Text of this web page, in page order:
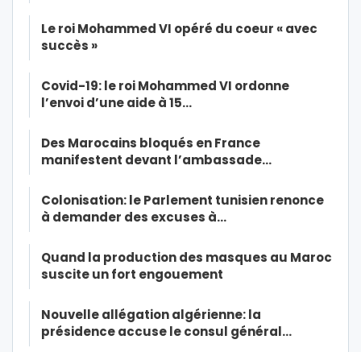
Le roi Mohammed VI opéré du coeur « avec
succès »
Covid-19: le roi Mohammed VI ordonne
l’envoi d’une aide à 15…
Des Marocains bloqués en France
manifestent devant l’ambassade…
Colonisation: le Parlement tunisien renonce
à demander des excuses à…
Quand la production des masques au Maroc
suscite un fort engouement
Nouvelle allégation algérienne: la
présidence accuse le consul général…